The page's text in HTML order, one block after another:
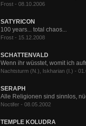
Frost - 08.10.2006
SATYRICON
100 years... total chaos...
Frost - 15.12.2008
SCHATTENVALD
Wenn ihr wüsstet, womit ich
Nachtsturm (N.), Iskharian (I.) -
SERAPH
Alle Religionen sind sinnlos,
Noctifer - 08.05.2002
TEMPLE KOLUDRA